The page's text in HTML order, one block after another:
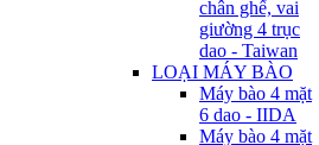
chân ghế, vai
giường 4 trục
dao - Taiwan
LOẠI MÁY BÀO
Máy bào 4 mặt
6 dao - IIDA
Máy bào 4 mặt